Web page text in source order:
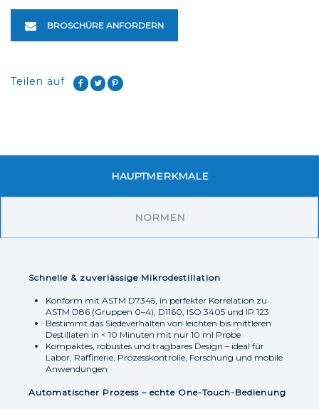
BROSCHÜRE ANFORDERN
Teilen auf
HAUPTMERKMALE
NORMEN
Schnelle & zuverlässige Mikrodestillation
Konform mit ASTM D7345, in perfekter Korrelation zu
ASTM D86 (Gruppen 0–4), D1160, ISO 3405 und IP 123
Bestimmt das Siedeverhalten von leichten bis mittleren
Destillaten in < 10 Minuten mit nur 10 ml Probe
Kompaktes, robustes und tragbares Design – ideal für
Labor, Raffinerie, Prozesskontrolle, Forschung und mobile
Anwendungen
Automatischer Prozess – echte One-Touch-Bedienung